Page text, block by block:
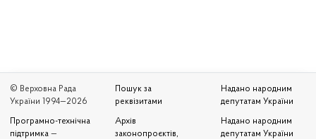
© Верховна Рада
України 1994—2026
Програмно-технічна
підтримка —
Пошук за
реквізитами
Архів
законопроєктів,
Надано народним
депутатам України
Надано народним
депутатам України